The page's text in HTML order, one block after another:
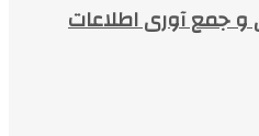
و جمع آوری اطلاعات